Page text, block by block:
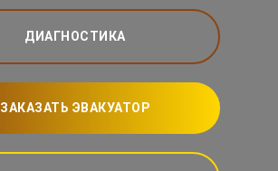
ДИАГНОСТИКА
ЗАКАЗАТЬ ЭВАКУАТОР